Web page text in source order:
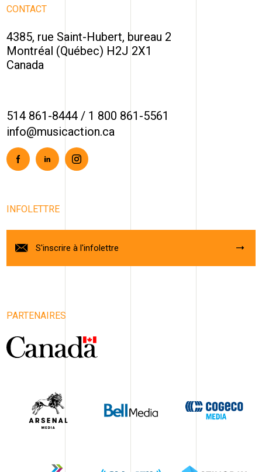
CONTACT
4385, rue Saint-Hubert, bureau 2
Montréal (Québec) H2J 2X1
Canada
514 861-8444 / 1 800 861-5561
info@musicaction.ca
FacebookLinkedinInstagram
INFOLETTRE
S'inscrire à l'infolettre
PARTENAIRES